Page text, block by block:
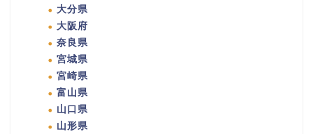
大分県
大阪府
奈良県
宮城県
宮崎県
富山県
山口県
山形県